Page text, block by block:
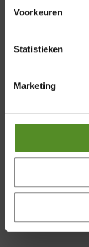
Voorkeuren
Statistieken
Marketing